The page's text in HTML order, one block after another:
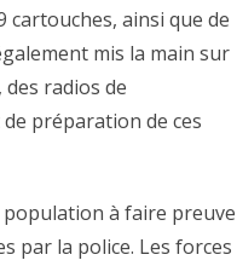
cartouches, ainsi que de
mis la main sur
radios de
préparation de ces
à faire preuve
par la police. Les forces